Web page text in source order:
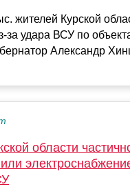
жителей Курской
за удара ВСУ по
Александр
области